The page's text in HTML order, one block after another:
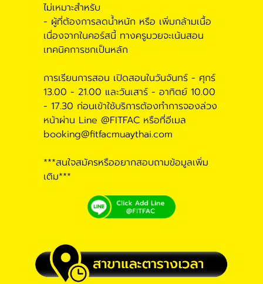
ไม่เหมาะสำหรับ
- ผู้ที่ต้องการลดน้ำหนัก หรือ เพิ่มกล้ามเนื้อ
เนื่องจากในคอร์สนี้ ทางครูมวยจะเน้นสอน
เทคนิคการชกเป็นหลัก
การเรียนการสอน เปิดสอนในวันจันทร์ - ศุกร์
13.00 - 21.00 และวันเสาร์ - อาทิตย์ 10.00
- 17.30 ก่อนเข้าใช้บริการต้องทำการจองล่วง
หน้าผ่าน Line @FITFAC หรือที่อีเมล
booking@fitfacmuaythai.com
***สนใจสมัครหรืออยากสอบถามข้อมูลเพิ่ม
เติม***